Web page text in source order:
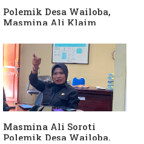
Polemik Desa Wailoba,
Masmina Ali Klaim
Keterlibatan Ketua PKB
Sula
Masmina Ali Soroti
Polemik Desa Wailoba,